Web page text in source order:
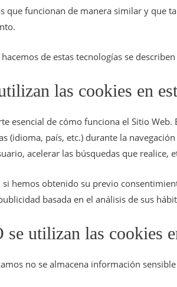
que funcionan de manera similar y que
de estas tecnologías se
las cookies en
esencial de cómo funciona el Sitio
(idioma, país, etc.) durante la
acelerar las búsquedas que realice,
si hemos obtenido su previo
basada en el análisis de sus
se utilizan las cookies
no se almacena información